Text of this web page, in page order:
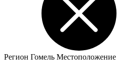
Регион Гомель Местоположение